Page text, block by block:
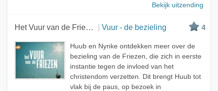
Bekijk uitzending
Het Vuur van de Friezen Vuur - de bezieling 4
Huub en Nynke ontdekken meer over de
bezieling van de Friezen, die zich in eerste
instantie tegen de invloed van het
christendom verzetten. Dit brengt Huub tot
vlak bij de paus, op bezoek in